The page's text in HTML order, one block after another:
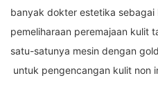
banyak dokter estetika sebagai
pemeliharaan peremajaan kulit
satu-satunya mesin dengan
untuk pengencangan kulit non